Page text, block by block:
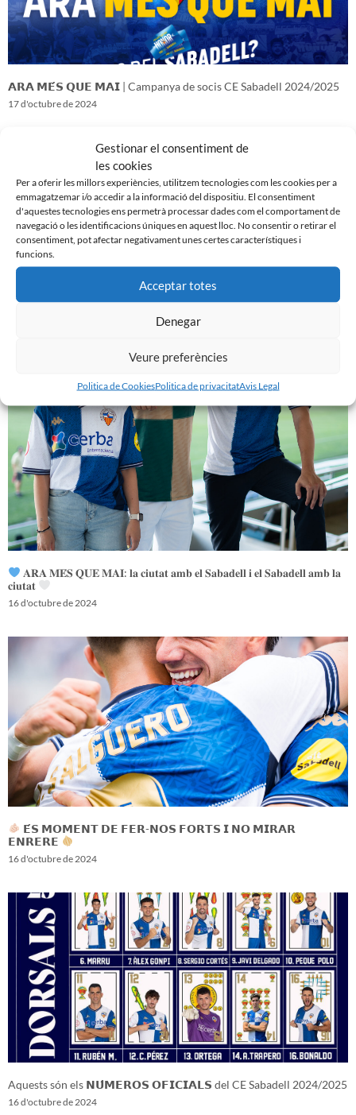
Gestionar el consentiment de
les cookies
Per a oferir les millors experiències, utilitzem tecnologies com les cookies per a
emmagatzemar i/o accedir a la informació del dispositiu. El consentiment
d'aquestes tecnologies ens permetrà processar dades com el comportament de
navegació o les identificacions úniques en aquest lloc. No consentir o retirar el
consentiment, pot afectar negativament unes certes característiques i
funcions.
Acceptar totes
Denegar
Veure preferències
Politica de CookiesPolitica de privacitatAvis Legal
𝗔𝗥𝗔 𝗠𝗘́𝗦 𝗤𝗨𝗘 𝗠𝗔𝗜 | Campanya de socis CE Sabadell 2024/2025
17 d'octubre de 2024
𝑽𝒆𝒏𝒊𝒎 𝒅’𝒖𝒏𝒂 𝒈𝒓𝒂𝒏 𝒃𝒂𝒕𝒂𝒍𝒍𝒂…𝒊 𝒂𝒏𝒆𝒎 𝒂 𝒑𝒆𝒓 𝒍𝒂 𝒔𝒆𝒈𝒖̈𝒆𝒏𝒕
𝐀𝐑𝐀 𝐌𝐄́𝐒 𝐐𝐔𝐄 𝐌𝐀𝐈: 𝐥𝐚 𝐜𝐢𝐮𝐭𝐚𝐭 𝐚𝐦𝐛 𝐞𝐥 𝐒𝐚𝐛𝐚𝐝𝐞𝐥𝐥 𝐢 𝐞𝐥 𝐒𝐚𝐛𝐚𝐝𝐞𝐥𝐥 𝐚𝐦𝐛 𝐥𝐚
𝐜𝐢𝐮𝐭𝐚𝐭
16 d'octubre de 2024
𝗘́𝗦 𝗠𝗢𝗠𝗘𝗡𝗧 𝗗𝗘 𝗙𝗘𝗥-𝗡𝗢𝗦 𝗙𝗢𝗥𝗧𝗦 𝗜 𝗡𝗢 𝗠𝗜𝗥𝗔𝗥
𝗘𝗡𝗥𝗘𝗥𝗘
16 d'octubre de 2024
Aquests són els 𝗡𝗨́𝗠𝗘𝗥𝗢𝗦 𝗢𝗙𝗜𝗖𝗜𝗔𝗟𝗦 del CE Sabadell 2024/2025
16 d'octubre de 2024